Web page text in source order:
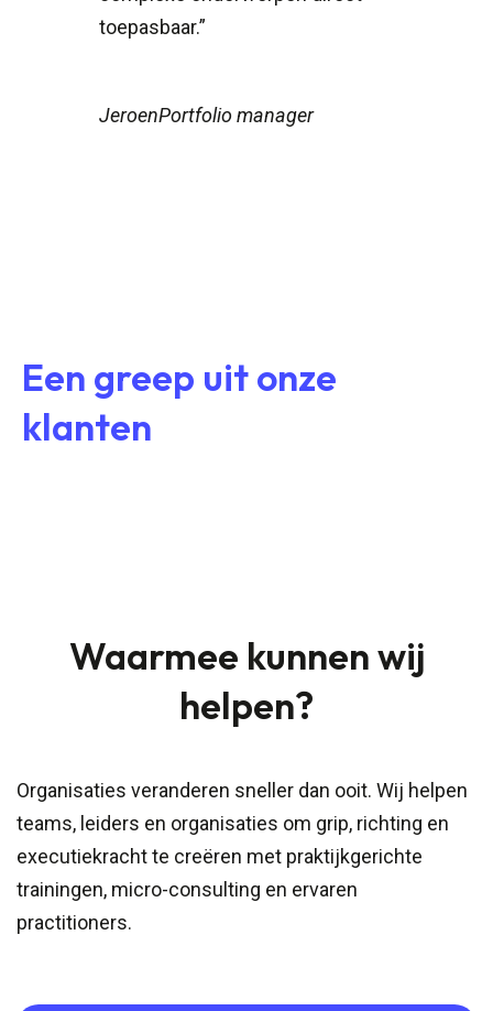
JeroenPortfolio manager
toepasbaar.”
Een greep uit onze
klanten
Waarmee kunnen wij
helpen?
Organisaties veranderen sneller dan ooit. Wij helpen
teams, leiders en organisaties om grip, richting en
executiekracht te creëren met praktijkgerichte
trainingen, micro-consulting en ervaren
practitioners.